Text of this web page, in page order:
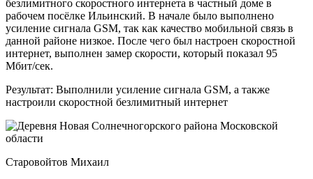
безлимитного скоростного интернета в частный доме в
рабочем посёлке Ильинский. В начале было выполнено
усиление сигнала GSM, так как качество мобильной связь в
данной районе низкое. После чего был настроен скоростной
интернет, выполнен замер скорости, который показал 95
Мбит/сек.
Результат: Выполнили усиление сигнала GSM, а также
настроили скоростной безлимитный интернет
Старовойтов Михаил